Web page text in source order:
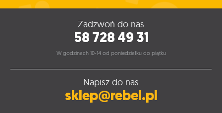
Zadzwoń do nas
58 728 49 31
W godzinach 10-14 od poniedziałku do piątku
Napisz do nas
sklep@rebel.pl